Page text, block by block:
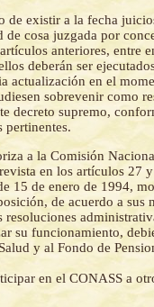
de existir a la fecha
de cosa juzgada por
anteriores, entre
deberán ser
actualización en el
sobrevenir como
decreto supremo,
pertinentes.
a la Comisión
en los artículos 27
15 de enero de 1994,
de acuerdo a sus
resoluciones
su funcionamiento,
y al Fondo de
en el CONASS a